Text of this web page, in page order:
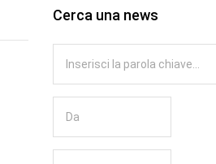
Cerca una news